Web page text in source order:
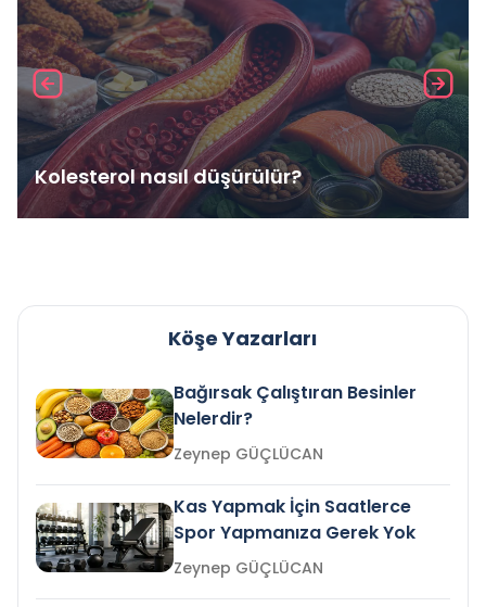
Kolesterol nasıl düşürülür?
Köşe Yazarları
Bağırsak Çalıştıran Besinler
Nelerdir?
Zeynep GÜÇLÜCAN
Kas Yapmak İçin Saatlerce
Spor Yapmanıza Gerek Yok
Zeynep GÜÇLÜCAN